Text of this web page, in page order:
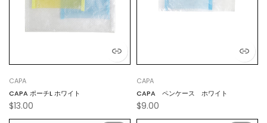
CAPA
CAPA ポーチL ホワイト
$13.00
CAPA
CAPA ペンケース ホワイト
$9.00